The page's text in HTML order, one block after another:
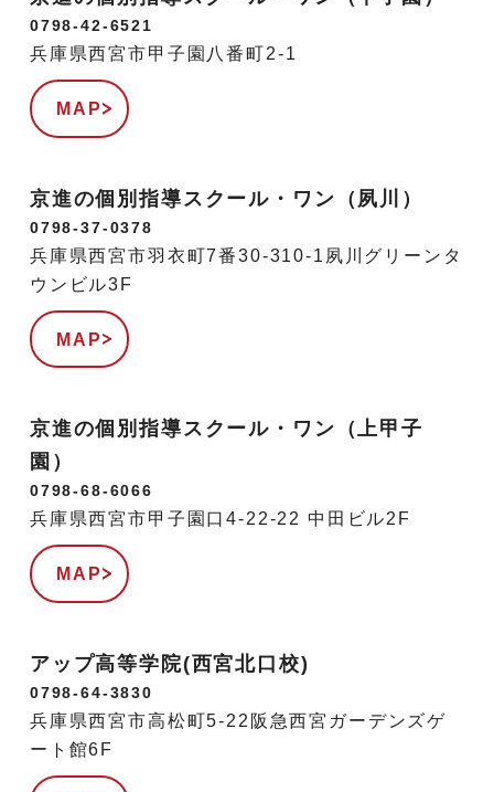
0798-42-6521
兵庫県西宮市甲子園八番町2-1
MAP
京進の個別指導スクール・ワン（夙川）
0798-37-0378
兵庫県西宮市羽衣町7番30-310-1夙川グリーンタ
ウンビル3F
MAP
京進の個別指導スクール・ワン（上甲子
園）
0798-68-6066
兵庫県西宮市甲子園口4-22-22 中田ビル2F
MAP
アップ高等学院(西宮北口校)
0798-64-3830
兵庫県西宮市高松町5-22阪急西宮ガーデンズゲ
ート館6F